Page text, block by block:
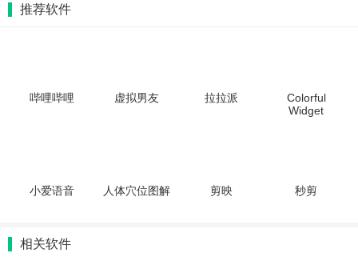
推荐软件
哔哩哔哩 虚拟男友 拉拉派
Colorful
Widget
小爱语音 人体穴位图解 剪映 秒剪
相关软件